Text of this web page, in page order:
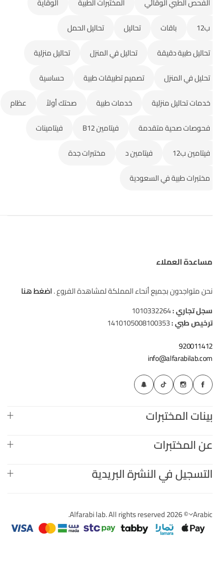
باقات تحاليل
تحاليل الحمل
تحاليل طبية دقيقة
تحاليل في المنزل
تحاليل منزلية
تحليل في المنزل
تصميم تطبيقات طبية
حساسية
خدمات تحاليل منزلية
خدمات طبية صحتك أولاً
عظام
فحوصات صحية متقدمة
فيتامين B12
فيتامينات
فيتامين ب12
فيتامين د
مختبرات جدة
مختبرات طبية في السعودية
مساعدة العملاء
نحن متواجدون بجميع أنحاء المملكة لمشاهدة الفروع .اضغط هنا
سجل تجاري :1010332264
ترخيص طبي :1410105008100353
920011412
info@alfarabilab.com
بينات المختبرات
عن المختبرات
التسجيل في النشرة البريدية
Arabic
© 2026 Alfarabi lab. All rights reserved.